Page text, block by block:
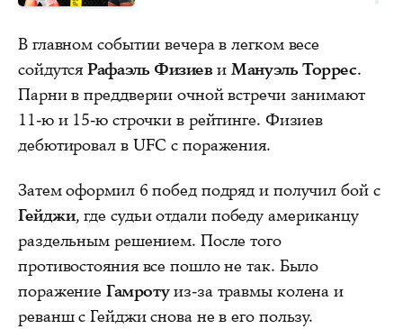
В главном событии вечера в легком весе
сойдутсяРафаэль Физиев иМануэль Торрес.
Парни в преддверии очной встречи занимают
11-ю и 15-ю строчки в рейтинге. Физиев
дебютировал в UFC с поражения.
Затем оформил 6 побед подряд и получил бой с
Гейджи, где судьи отдали победу американцу
раздельным решением. После того
противостояния все пошло не так. Было
поражениеГамротуиз-за травмы колена и
реванш с Гейджи снова не в его пользу.